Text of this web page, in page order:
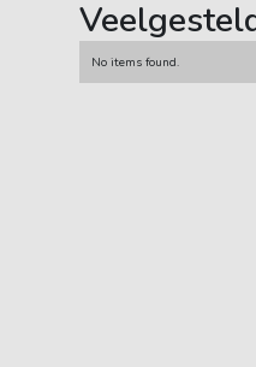
No items found.